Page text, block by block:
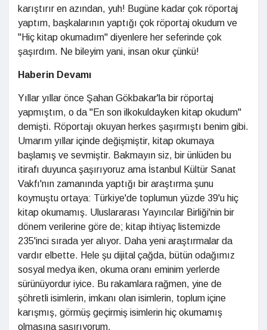
karıştırır en azından, yuh! Bugüne kadar çok röportaj
yaptım, başkalarının yaptığı çok röportaj okudum ve
"Hiç kitap okumadım" diyenlere her seferinde çok
şaşırdım. Ne bileyim yani, insan okur çünkü!
Haberin Devamı
Yıllar yıllar önce Şahan Gökbakar'la bir röportaj
yapmıştım, o da "En son ilkokuldayken kitap okudum"
demişti. Röportajı okuyan herkes şaşırmıştı benim gibi.
Umarım yıllar içinde değişmiştir, kitap okumaya
başlamış ve sevmiştir. Bakmayın siz, bir ünlüden bu
itirafı duyunca şaşırıyoruz ama İstanbul Kültür Sanat
Vakfı'nın zamanında yaptığı bir araştırma şunu
koymuştu ortaya: Türkiye'de toplumun yüzde 39'u hiç
kitap okumamış. Uluslararası Yayıncılar Birliği'nin bir
dönem verilerine göre de; kitap ihtiyaç listemizde
235'inci sırada yer alıyor. Daha yeni araştırmalar da
vardır elbette. Hele şu dijital çağda, bütün odağımız
sosyal medya iken, okuma oranı eminim yerlerde
sürünüyordur iyice. Bu rakamlara rağmen, yine de
şöhretli isimlerin, imkanı olan isimlerin, toplum içine
karışmış, görmüş geçirmiş isimlerin hiç okumamış
olmasına şaşırıyorum.